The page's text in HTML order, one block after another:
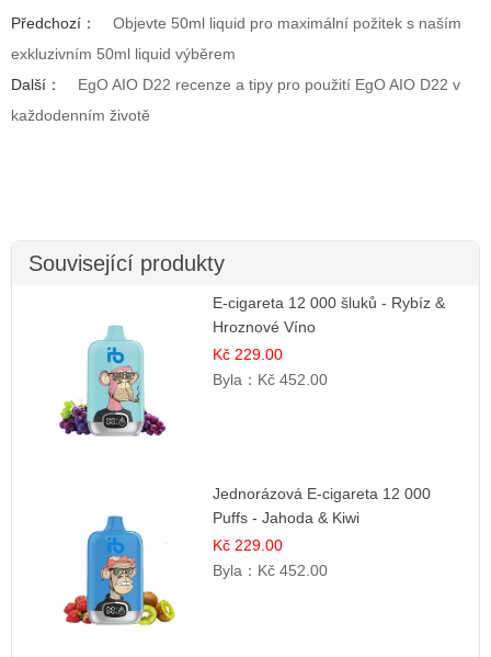
Předchozí：
Objevte 50ml liquid pro maximální požitek s naším
exkluzivním 50ml liquid výběrem
Další：
EgO AIO D22 recenze a tipy pro použití EgO AIO D22 v
každodenním životě
Související produkty
E-cigareta 12 000 šluků - Rybíz &
Hroznové Víno
Kč 229.00
Byla： Kč 452.00
Jednorázová E-cigareta 12 000
Puffs - Jahoda & Kiwi
Kč 229.00
Byla： Kč 452.00